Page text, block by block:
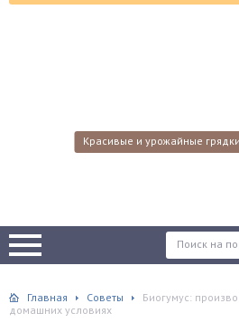
Красивые и урожайные
Главная Советы
Биогумус:
домашних условиях